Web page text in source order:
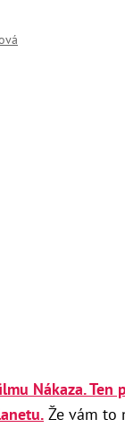
Nákaza. Ten
Že vám to